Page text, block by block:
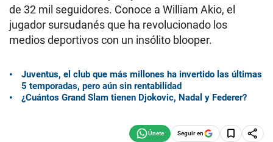
de 32 mil seguidores. Conoce a William Akio, el
jugador sursudanés que ha revolucionado los
medios deportivos con un insólito blooper.
Juventus, el club que más millones ha invertido las últimas
5 temporadas, pero aún sin rentabilidad
¿Cuántos Grand Slam tienen Djokovic, Nadal y Federer?
Seguir en